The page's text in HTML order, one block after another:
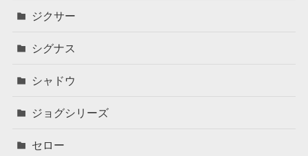
ジクサー
シグナス
シャドウ
ジョグシリーズ
セロー